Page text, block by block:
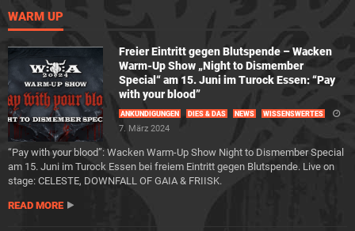
WARM UP
Freier Eintritt gegen Blutspende – Wacken
Warm-Up Show „Night to Dismember
Special“ am 15. Juni im Turock Essen: “Pay
with your blood”
ANKÜNDIGUNGEN DIES & DAS NEWS WISSENSWERTES
7. März 2024
“Pay with your blood”: Wacken Warm-Up Show Night to Dismember Special
am 15. Juni im Turock Essen bei freiem Eintritt gegen Blutspende. Live on
stage: CELESTE, DOWNFALL OF GAIA & FRIISK.
READ MORE